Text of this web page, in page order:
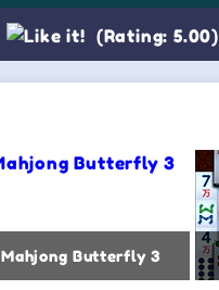
(Rating: 5.00)
Mahjong Butterfly 3